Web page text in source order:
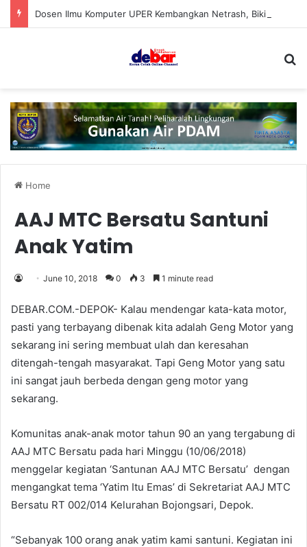
Home
AAJ MTC Bersatu Santuni
Anak Yatim
June 10, 2018 0 3 1 minute read
DEBAR.COM.-DEPOK- Kalau mendengar kata-kata motor,
pasti yang terbayang dibenak kita adalah Geng Motor yang
sekarang ini sering membuat ulah dan keresahan
ditengah-tengah masyarakat. Tapi Geng Motor yang satu
ini sangat jauh berbeda dengan geng motor yang
sekarang.
Komunitas anak-anak motor tahun 90 an yang tergabung di
AAJ MTC Bersatu pada hari Minggu (10/06/2018)
menggelar kegiatan ‘Santunan AAJ MTC Bersatu’ dengan
mengangkat tema ‘Yatim Itu Emas’ di Sekretariat AAJ MTC
Bersatu RT 002/014 Kelurahan Bojongsari, Depok.
“Sebanyak 100 orang anak yatim kami santuni. Kegiatan ini